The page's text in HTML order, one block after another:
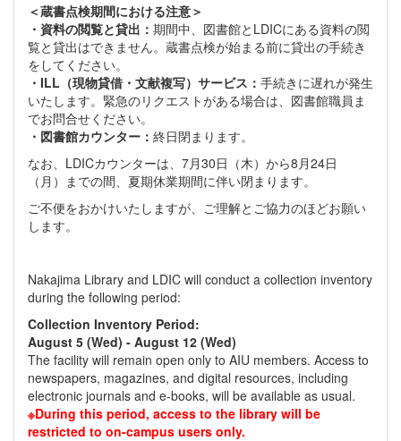
＜蔵書点検期間における注意＞
・資料の閲覧と貸出： 期間中、図書館とLDICにある資料の閲
覧と貸出はできません。蔵書点検が始まる前に貸出の手続き
をしてください。
・ILL（現物貸借・文献複写）サービス： 手続きに遅れが発生
いたします。緊急のリクエストがある場合は、図書館職員ま
でお問合せください。
・図書館カウンター： 終日閉まります。
なお、LDICカウンターは、7月30日（木）から8月24日
（月）までの間、夏期休業期間に伴い閉まります。
ご不便をおかけいたしますが、ご理解とご協力のほどお願い
します。
Nakajima Library and LDIC will conduct a collection inventory
during the following period:
Collection Inventory Period:
August 5 (Wed) - August 12 (Wed)
The facility will remain open only to AIU members. Access to
newspapers, magazines, and digital resources, including
electronic journals and e-books, will be available as usual.
※During this period, access to the library will be
restricted to on-campus users only.